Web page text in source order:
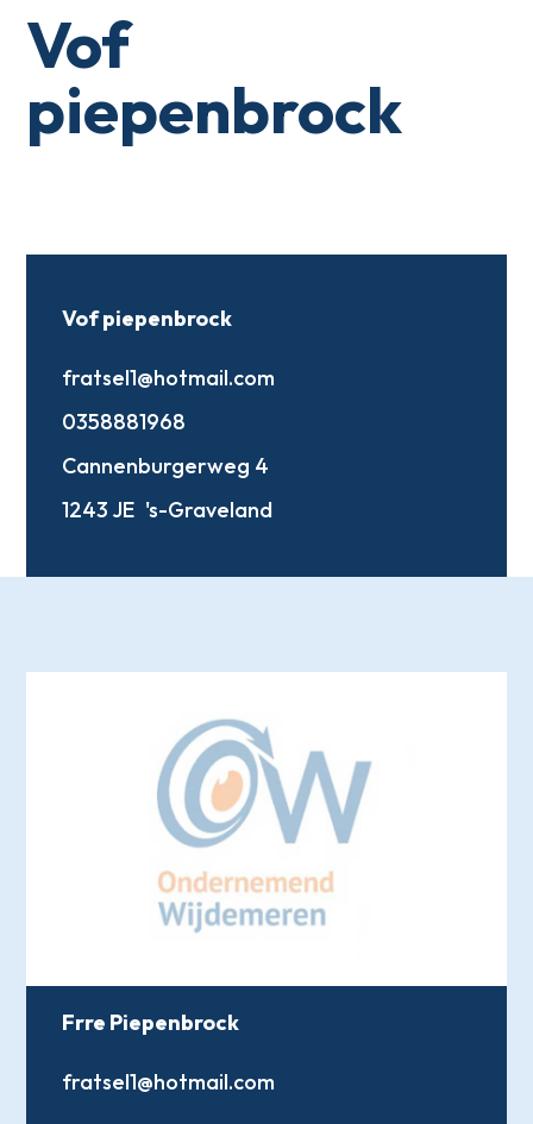
Vof
piepenbrock
Vof piepenbrock
fratsel1@hotmail.com
0358881968
Cannenburgerweg 4
1243 JE 's-Graveland
Frre Piepenbrock
fratsel1@hotmail.com